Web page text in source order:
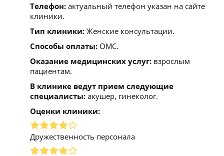
Телефон: актуальный телефон указан на сайте
клиники.
Тип клиники: Женские консультации.
Способы оплаты: ОМС.
Оказание медицинских услуг: взрослым
пациентам.
В клинике ведут прием следующие
специалисты: акушер, гинеколог.
Оценки клиники:
Дружественность персонала